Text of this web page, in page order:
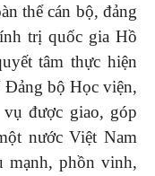
thể cán bộ, đảng
trị quốc gia Hồ
tâm thực hiện
bộ Học viện,
được giao, góp
nước Việt Nam
mạnh, phồn vinh,